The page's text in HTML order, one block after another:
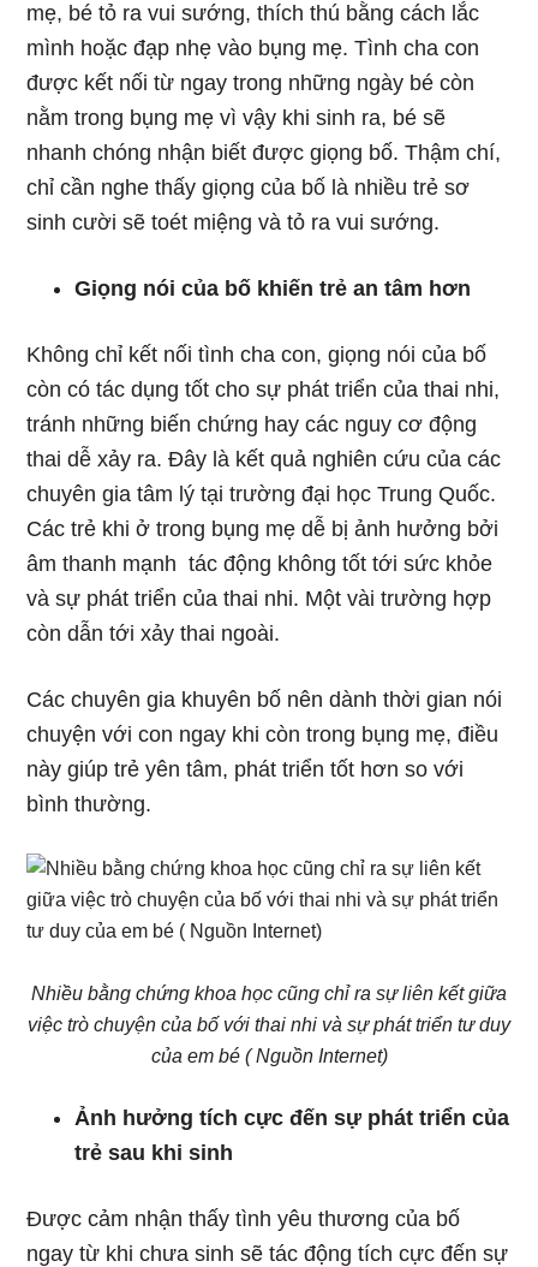
mẹ, bé tỏ ra vui sướng, thích thú bằng cách lắc
mình hoặc đạp nhẹ vào bụng mẹ. Tình cha con
được kết nối từ ngay trong những ngày bé còn
nằm trong bụng mẹ vì vậy khi sinh ra, bé sẽ
nhanh chóng nhận biết được giọng bố. Thậm chí,
chỉ cần nghe thấy giọng của bố là nhiều trẻ sơ
sinh cười sẽ toét miệng và tỏ ra vui sướng.
Giọng nói của bố khiến trẻ an tâm hơn
Không chỉ kết nối tình cha con, giọng nói của bố
còn có tác dụng tốt cho sự phát triển của thai nhi,
tránh những biến chứng hay các nguy cơ động
thai dễ xảy ra. Đây là kết quả nghiên cứu của các
chuyên gia tâm lý tại trường đại học Trung Quốc.
Các trẻ khi ở trong bụng mẹ dễ bị ảnh hưởng bởi
âm thanh mạnh tác động không tốt tới sức khỏe
và sự phát triển của thai nhi. Một vài trường hợp
còn dẫn tới xảy thai ngoài.
Các chuyên gia khuyên bố nên dành thời gian nói
chuyện với con ngay khi còn trong bụng mẹ, điều
này giúp trẻ yên tâm, phát triển tốt hơn so với
bình thường.
Nhiều bằng chứng khoa học cũng chỉ ra sự liên kết giữa
việc trò chuyện của bố với thai nhi và sự phát triển tư duy
của em bé ( Nguồn Internet)
Ảnh hưởng tích cực đến sự phát triển của
trẻ sau khi sinh
Được cảm nhận thấy tình yêu thương của bố
ngay từ khi chưa sinh sẽ tác động tích cực đến sự